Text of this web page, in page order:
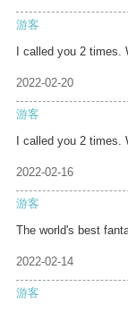
游客
I called you 2 times.
2022-02-20
游客
I called you 2 times.
2022-02-16
游客
The world's best
2022-02-14
游客